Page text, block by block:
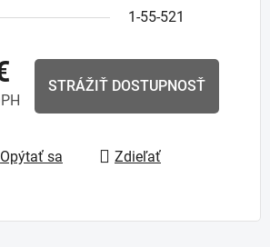
1-55-521
STRÁŽIŤ DOSTUPNOSŤ
Opýtať sa Zdieľať